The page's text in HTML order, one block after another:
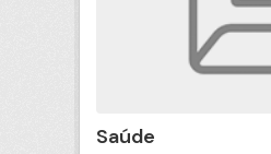
Saúde